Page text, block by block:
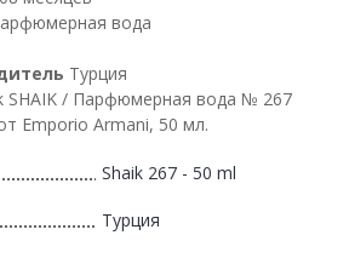
вода
Турция
SHAIK / Парфюмерная вода № 267
Emporio Armani, 50 мл.
Shaik 267 - 50 ml
Турция